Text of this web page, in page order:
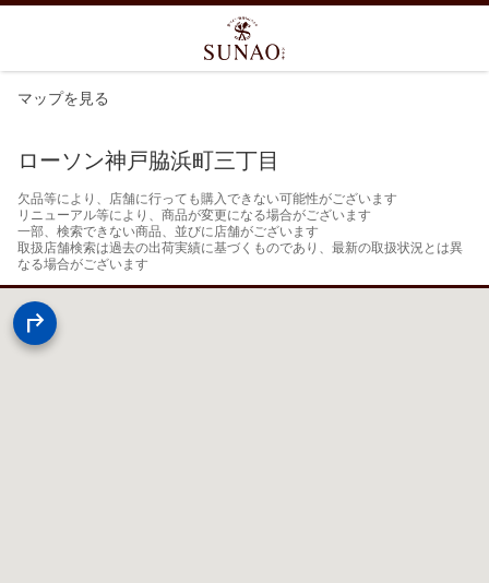
マップを見る
ローソン神戸脇浜町三丁目
欠品等により、店舗に行っても購入できない可能性がございます
リニューアル等により、商品が変更になる場合がございます
一部、検索できない商品、並びに店舗がございます
取扱店舗検索は過去の出荷実績に基づくものであり、最新の取扱状況とは異
なる場合がございます